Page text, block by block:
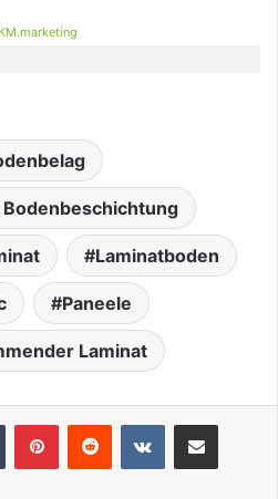
Laminatboden
Paneele
Laminat